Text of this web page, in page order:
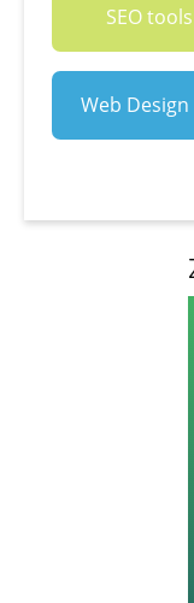
SEO tools
Web Design